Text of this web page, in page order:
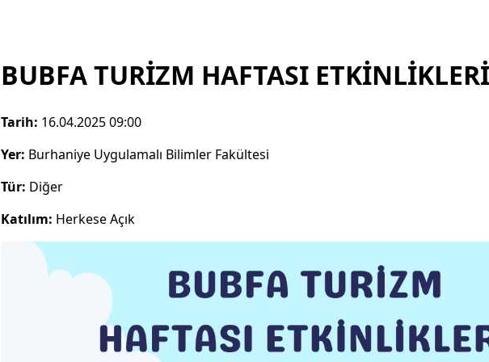
BUBFA TURİZM HAFTASI ETKİNLİKLERİ
Tarih: 16.04.2025 09:00
Yer: Burhaniye Uygulamalı Bilimler Fakültesi
Tür: Diğer
Katılım: Herkese Açık